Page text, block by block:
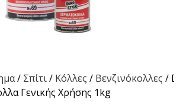
/ Σπίτι/ Κόλλες / Βενζινόκολλες /
Γενικής Χρήσης 1kg